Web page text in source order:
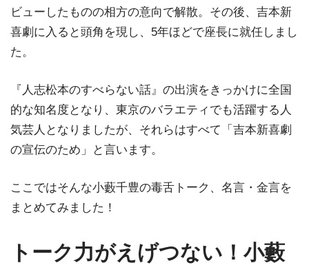
ビューしたものの相方の意向で解散。その後、吉本新
喜劇に入ると頭角を現し、5年ほどで座長に就任しまし
た。
『人志松本のすべらない話』の出演をきっかけに全国
的な知名度となり、東京のバラエティでも活躍する人
気芸人となりましたが、それらはすべて「吉本新喜劇
の宣伝のため」と言います。
ここではそんな小藪千豊の毒舌トーク、名言・金言を
まとめてみました！
トーク力がえげつない！小藪